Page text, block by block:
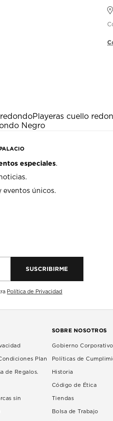
Playeras cuello
Negro
especiales.
eventos únicos.
SUSCRIBIRME
Política de Privacidad
Plan
de Regalos.
sin
SOBRE NOSOTROS
Gobierno Corporativo
Políticas de
Historia
Código de Ética
Tiendas
Bolsa de Trabajo